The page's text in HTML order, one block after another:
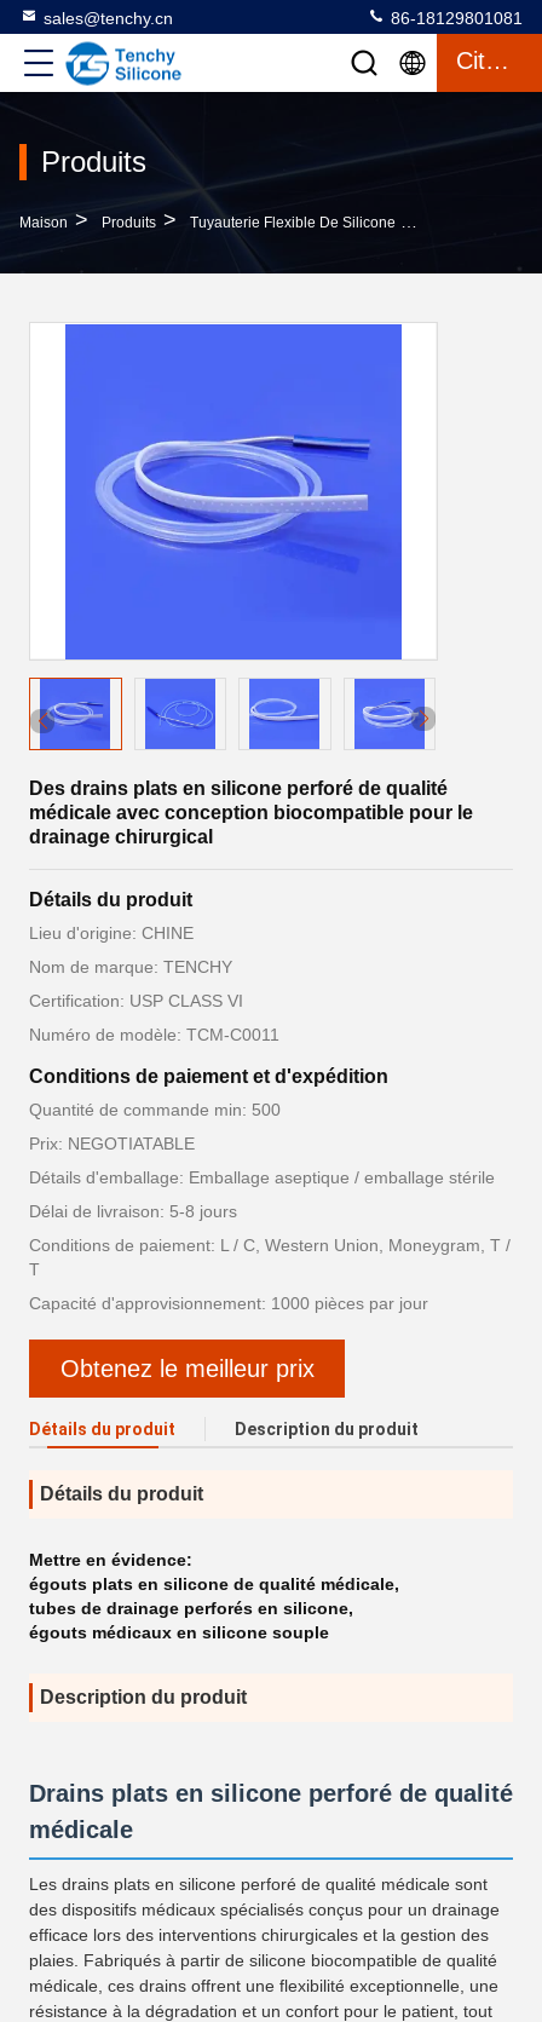
sales@tenchy.cn 86-18129801081
Citation
Produits
Maison > Produits > Tuyauterie Flexible De Silicone >
Des drains plats en silicone perforé de qualité
médicale avec conception biocompatible pour le
drainage chirurgical
Détails du produit
Lieu d'origine: CHINE
Nom de marque: TENCHY
Certification: USP CLASS VI
Numéro de modèle: TCM-C0011
Conditions de paiement et d'expédition
Quantité de commande min: 500
Prix: NEGOTIATABLE
Détails d'emballage: Emballage aseptique / emballage stérile
Délai de livraison: 5-8 jours
Conditions de paiement: L / C, Western Union, Moneygram, T /
T
Capacité d'approvisionnement: 1000 pièces par jour
Obtenez le meilleur prix
Détails du produit Description du produit
Détails du produit
Mettre en évidence:
égouts plats en silicone de qualité médicale,
tubes de drainage perforés en silicone,
égouts médicaux en silicone souple
Description du produit
Drains plats en silicone perforé de qualité
médicale
Les drains plats en silicone perforé de qualité médicale sont
des dispositifs médicaux spécialisés conçus pour un drainage
efficace lors des interventions chirurgicales et la gestion des
plaies. Fabriqués à partir de silicone biocompatible de qualité
médicale, ces drains offrent une flexibilité exceptionnelle, une
résistance à la dégradation et un confort pour le patient, tout